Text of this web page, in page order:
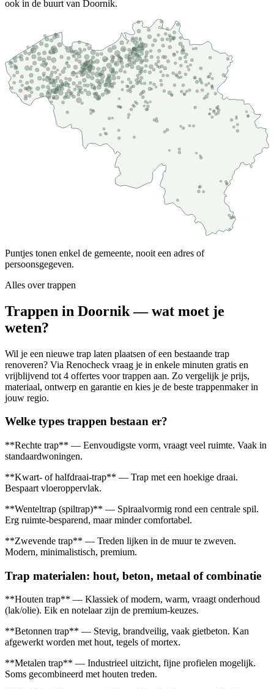
ook in de buurt van Doornik.
Puntjes tonen enkel de gemeente, nooit een adres of
persoonsgegeven.
Alles overtrappen
Trappen in Doornik — wat moet je
weten?
Wil je een nieuwe trap laten plaatsen of een bestaande trap
renoveren? Via Renocheck vraag je in enkele minuten gratis en
vrijblijvend tot 4 offertes voor trappen aan. Zo vergelijk je prijs,
materiaal, ontwerp en garantie en kies je de beste trappenmaker in
jouw regio.
Welke types trappen bestaan er?
**Rechte trap** — Eenvoudigste vorm, vraagt veel ruimte. Vaak in
standaardwoningen.
**Kwart- of halfdraai-trap** — Trap met een hoekige draai.
Bespaart vloeroppervlak.
**Wenteltrap (spiltrap)** — Spiraalvormig rond een centrale spil.
Erg ruimte-besparend, maar minder comfortabel.
**Zwevende trap** — Treden lijken in de muur te zweven.
Modern, minimalistisch, premium.
Trap materialen: hout, beton, metaal of combinatie
**Houten trap** — Klassiek of modern, warm, vraagt onderhoud
(lak/olie). Eik en notelaar zijn de premium-keuzes.
**Betonnen trap** — Stevig, brandveilig, vaak gietbeton. Kan
afgewerkt worden met hout, tegels of mortex.
**Metalen trap** — Industrieel uitzicht, fijne profielen mogelijk.
Soms gecombineerd met houten treden.